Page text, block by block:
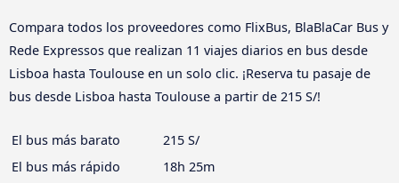
Compara todos los proveedores como FlixBus, BlaBlaCar Bus y
Rede Expressos que realizan 11 viajes diarios en bus desde
Lisboa hasta Toulouse en un solo clic. ¡Reserva tu pasaje de
bus desde Lisboa hasta Toulouse a partir de 215 S/!
El bus más barato
215 S/
El bus más rápido
18h 25m